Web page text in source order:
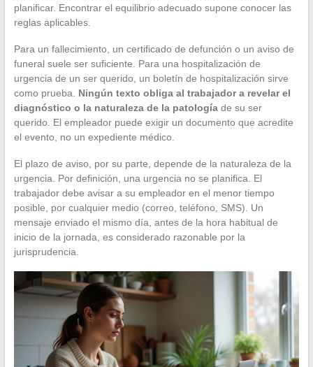
planificar. Encontrar el equilibrio adecuado supone conocer las
reglas aplicables.
Para un fallecimiento, un certificado de defunción o un aviso de
funeral suele ser suficiente. Para una hospitalización de
urgencia de un ser querido, un boletín de hospitalización sirve
como prueba. Ningún texto obliga al trabajador a revelar el
diagnóstico o la naturaleza de la patologíade su ser
querido. El empleador puede exigir un documento que acredite
el evento, no un expediente médico.
El plazo de aviso, por su parte, depende de la naturaleza de la
urgencia. Por definición, una urgencia no se planifica. El
trabajador debe avisar a su empleador en el menor tiempo
posible, por cualquier medio (correo, teléfono, SMS). Un
mensaje enviado el mismo día, antes de la hora habitual de
inicio de la jornada, es considerado razonable por la
jurisprudencia.